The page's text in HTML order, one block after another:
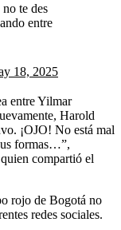
te des
entre
18, 2025
entre Yilmar
Harold
¡OJO! No está mal
formas…”,
compartió el
rojo de Bogotá no
redes sociales.